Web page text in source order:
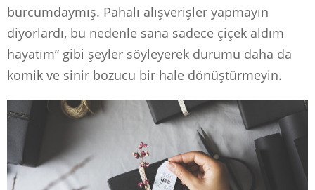
burcumdaymış. Pahalı alışverişler yapmayın
diyorlardı, bu nedenle sana sadece çiçek aldım
hayatım” gibi şeyler söyleyerek durumu daha da
komik ve sinir bozucu bir hale dönüştürmeyin.